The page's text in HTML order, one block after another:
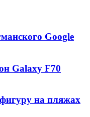
Google
Galaxy F70
на пляжах